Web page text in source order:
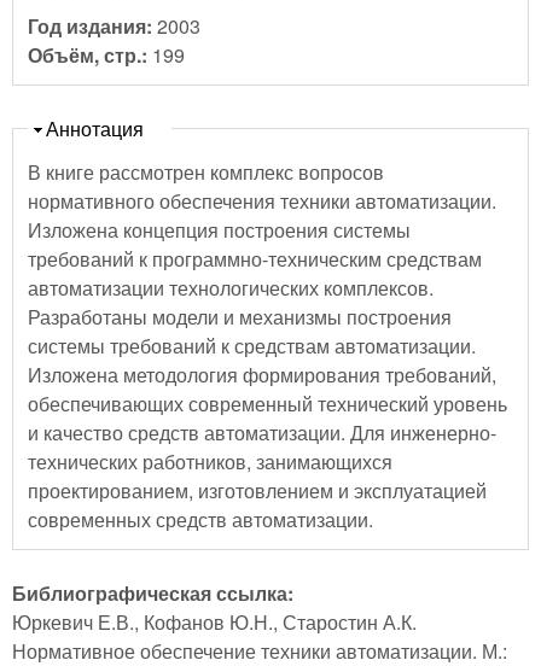
Год издания: 2003
Объём, стр.: 199
Скрыть
Аннотация
В книге рассмотрен комплекс вопросов
нормативного обеспечения техники автоматизации.
Изложена концепция построения системы
требований к программно-техническим средствам
автоматизации технологических комплексов.
Разработаны модели и механизмы построения
системы требований к средствам автоматизации.
Изложена методология формирования требований,
обеспечивающих современный технический уровень
и качество средств автоматизации. Для инженерно-
технических работников, занимающихся
проектированием, изготовлением и эксплуатацией
современных средств автоматизации.
Библиографическая ссылка:
Юркевич Е.В., Кофанов Ю.Н., Старостин А.К.
Нормативное обеспечение техники автоматизации. М.: